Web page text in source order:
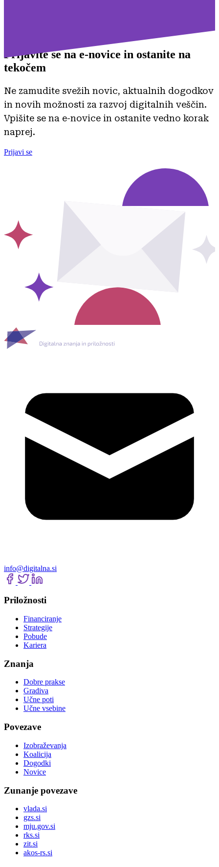
Prijavite se na e-novice in ostanite na
tekočem
Ne zamudite svežih novic, aktualnih dogodkov
in novih možnosti za razvoj digitalnih veščin.
Vpišite se na e-novice in ostanite vedno korak
naprej.
Prijavi se
info@digitalna.si
Priložnosti
Financiranje
Strategije
Pobude
Kariera
Znanja
Dobre prakse
Gradiva
Učne poti
Učne vsebine
Povezave
Izobraževanja
Koalicija
Dogodki
Novice
Zunanje povezave
vlada.si
gzs.si
mju.gov.si
rks.si
zit.si
akos-rs.si